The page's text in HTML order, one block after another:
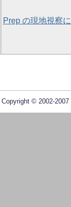
Prep の現地視察
Copyright © 2002-2007